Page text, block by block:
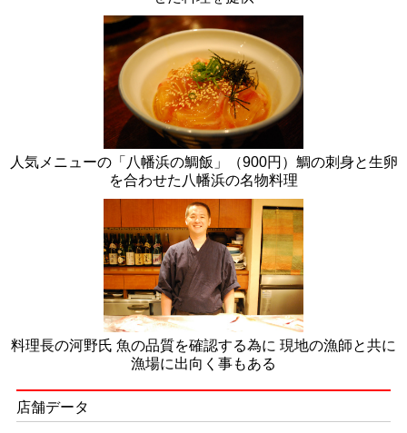
人気メニューの「八幡浜の鯛飯」（900円）鯛の刺身と生卵
を合わせた八幡浜の名物料理
料理長の河野氏 魚の品質を確認する為に 現地の漁師と共に
漁場に出向く事もある
店舗データ